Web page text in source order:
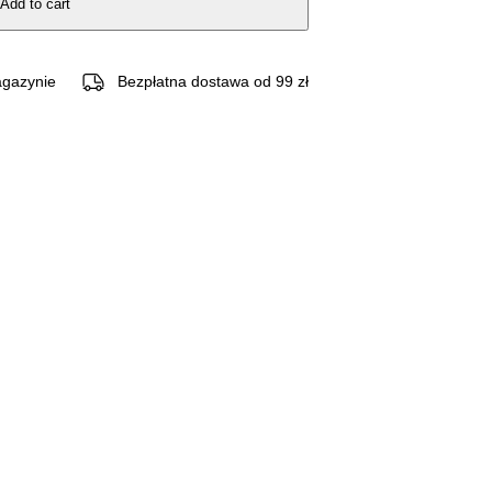
Add to cart
Bezpłatna dostawa od 99 zł